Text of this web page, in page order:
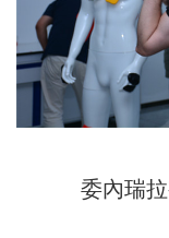
委內瑞